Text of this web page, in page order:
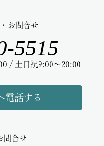
お問合せ
5515
/ 土日祝9:00～20:00
電話する
問合せ